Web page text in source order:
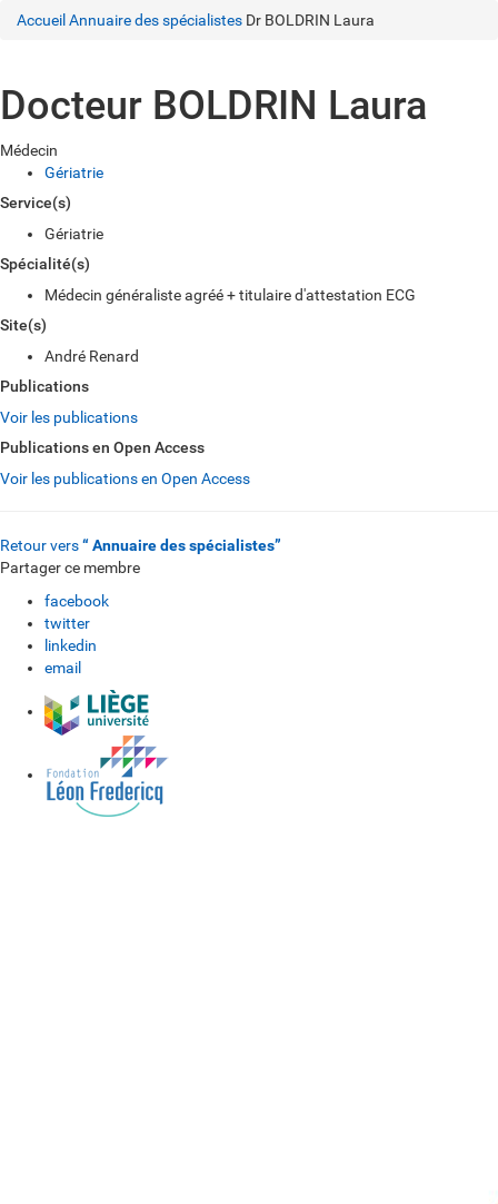
Accueil Annuaire des spécialistes Dr BOLDRIN Laura
Docteur BOLDRIN Laura
Médecin
Gériatrie
Service(s)
Gériatrie
Spécialité(s)
Médecin généraliste agréé + titulaire d'attestation ECG
Site(s)
André Renard
Publications
Voir les publications
Publications en Open Access
Voir les publications en Open Access
Retour vers“ Annuaire des spécialistes”
Partager ce membre
facebook
twitter
linkedin
email